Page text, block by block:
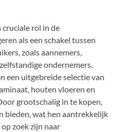
rol in de
als een schakel tussen
zoals aannemers,
ondernemers.
een uitgebreide selectie van
houten vloeren en
grootschalig in te kopen,
bieden, wat hen aantrekkelijk
zoek zijn naar